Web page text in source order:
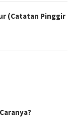
(Catatan Pinggir